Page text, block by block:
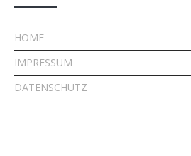
HOME
IMPRESSUM
DATENSCHUTZ